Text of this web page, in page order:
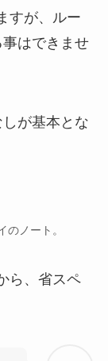
すが、ルー
はできませ
が基本とな
ノート。
ら、省スペ